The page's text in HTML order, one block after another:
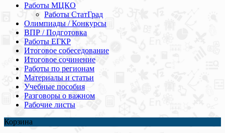
Работы МЦКО
Работы СтатГрад
Олимпиады / Конкурсы
ВПР / Подготовка
Работы ЕГКР
Итоговое собеседование
Итоговое сочинение
Работы по регионам
Материалы и статьи
Учебные пособия
Разговоры о важном
Рабочие листы
Корзина